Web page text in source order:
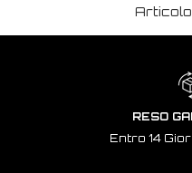
RESO
Entro 14